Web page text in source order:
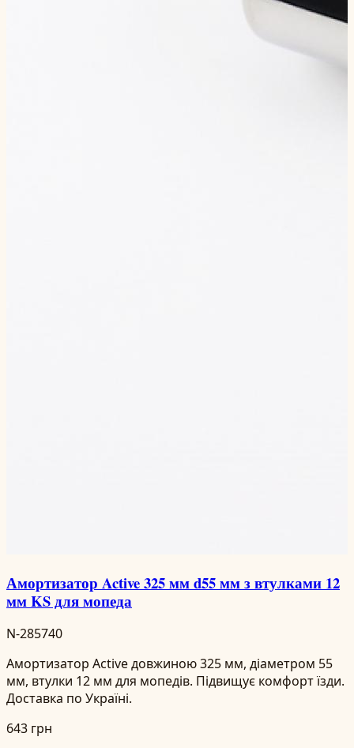
Амортизатор Active 325 мм d55 мм з втулками 12
мм KS для мопеда
N-285740
Амортизатор Active довжиною 325 мм, діаметром 55
мм, втулки 12 мм для мопедів. Підвищує комфорт їзди.
Доставка по Україні.
643 грн